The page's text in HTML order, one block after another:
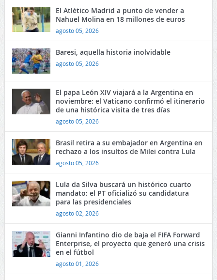
El Atlético Madrid a punto de vender a
Nahuel Molina en 18 millones de euros
agosto 05, 2026
Baresi, aquella historia inolvidable
agosto 05, 2026
El papa León XIV viajará a la Argentina en
noviembre: el Vaticano confirmó el itinerario
de una histórica visita de tres días
agosto 05, 2026
Brasil retira a su embajador en Argentina en
rechazo a los insultos de Milei contra Lula
agosto 05, 2026
Lula da Silva buscará un histórico cuarto
mandato: el PT oficializó su candidatura
para las presidenciales
agosto 02, 2026
Gianni Infantino dio de baja el FIFA Forward
Enterprise, el proyecto que generó una crisis
en el fútbol
agosto 01, 2026